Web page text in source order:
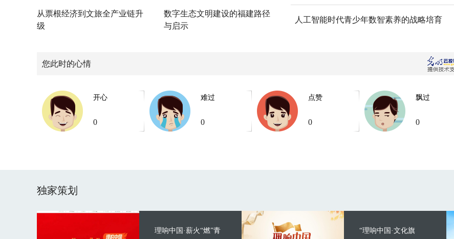
从票根经济到文旅全产业链升
级
数字生态文明建设的福建路径
与启示
人工智能时代青少年数智素养的战略培育
您此时的心情
开心
0
难过
0
点赞
0
飘过
0
独家策划
理响中国·薪火“燃”青
“理响中国·文化旗